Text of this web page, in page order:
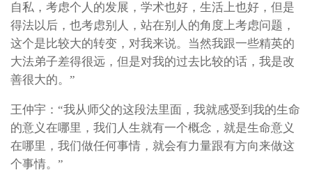
自私，考虑个人的发展，学术也好，生活上也好，但是
得法以后，也考虑别人，站在别人的角度上考虑问题，
这个是比较大的转变，对我来说。当然我跟一些精英的
大法弟子差得很远，但是对我的过去比较的话，我是改
善很大的。”
王仲宇：“我从师父的这段法里面，我就感受到我的生命
的意义在哪里，我们人生就有一个概念，就是生命意义
在哪里，我们做任何事情，就会有力量跟有方向来做这
个事情。”